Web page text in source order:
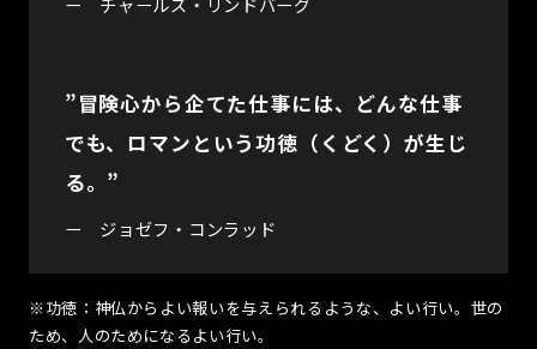
”冒険心から企てた仕事には、どんな仕事
でも、ロマンという功徳（くどく）が生じ
る。”
ー ジョゼフ・コンラッド
※功徳：神仏からよい報いを与えられるような、よい行い。世の
ため、人のためになるよい行い。